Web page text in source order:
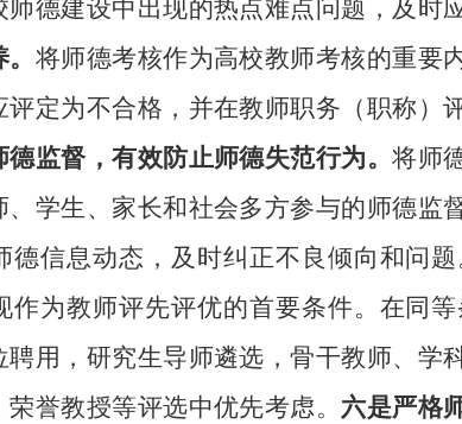
德建设中出现的热点难点问题，及时
将师德考核作为高校教师考核的重要
评定为不合格，并在教师职务（职称）
德监督，有效防止师德失范行为。将师
、学生、家长和社会多方参与的师德监
德信息动态，及时纠正不良倾向和问
作为教师评先评优的首要条件。在同
聘用，研究生导师遴选，骨干教师、学
誉教授等评选中优先考虑。 六是严格